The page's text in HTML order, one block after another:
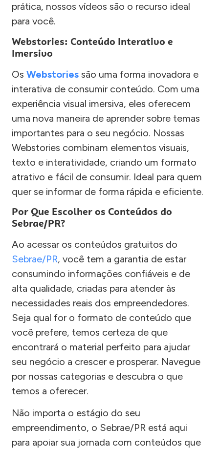
prática, nossos vídeos são o recurso ideal
para você.
Webstories: Conteúdo Interativo e
Imersivo
Os Webstories são uma forma inovadora e
interativa de consumir conteúdo. Com uma
experiência visual imersiva, eles oferecem
uma nova maneira de aprender sobre temas
importantes para o seu negócio. Nossas
Webstories combinam elementos visuais,
texto e interatividade, criando um formato
atrativo e fácil de consumir. Ideal para quem
quer se informar de forma rápida e eficiente.
Por Que Escolher os Conteúdos do
Sebrae/PR?
Ao acessar os conteúdos gratuitos do
Sebrae/PR, você tem a garantia de estar
consumindo informações confiáveis e de
alta qualidade, criadas para atender às
necessidades reais dos empreendedores.
Seja qual for o formato de conteúdo que
você prefere, temos certeza de que
encontrará o material perfeito para ajudar
seu negócio a crescer e prosperar. Navegue
por nossas categorias e descubra o que
temos a oferecer.
Não importa o estágio do seu
empreendimento, o Sebrae/PR está aqui
para apoiar sua jornada com conteúdos que